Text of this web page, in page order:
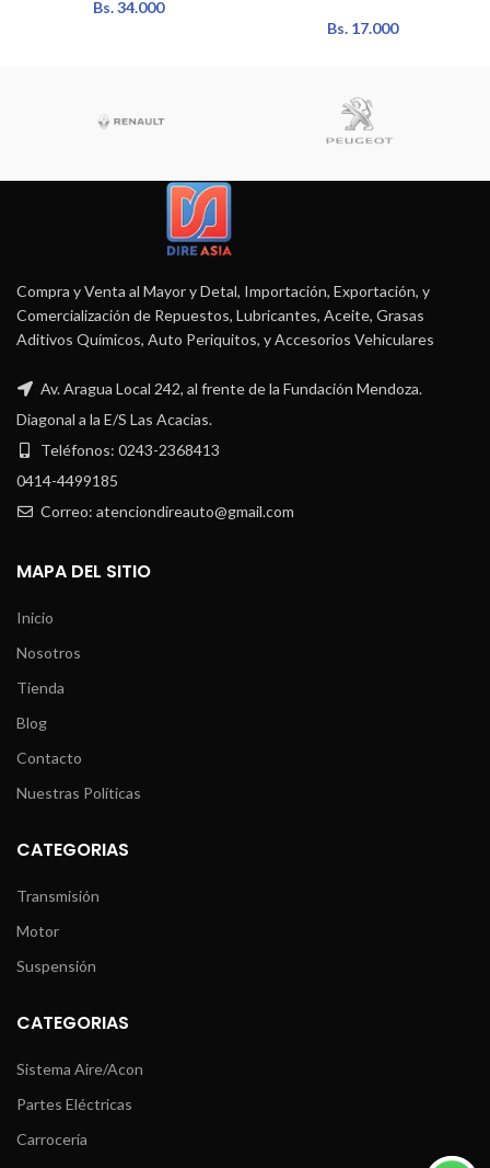
Bs.34.000
Bs.17.000
Compra y Venta al Mayor y Detal, Importación, Exportación, y
Comercialización de Repuestos, Lubricantes, Aceite, Grasas
Aditivos Químicos, Auto Periquitos, y Accesorios Vehiculares
Av. Aragua Local 242, al frente de la Fundación Mendoza.
Diagonal a la E/S Las Acacias.
Teléfonos: 0243-2368413
0414-4499185
Correo: atenciondireauto@gmail.com
MAPA DEL SITIO
Inicio
Nosotros
Tienda
Blog
Contacto
Nuestras Políticas
CATEGORIAS
Transmisión
Motor
Suspensión
CATEGORIAS
Sistema Aire/Acon
Partes Eléctricas
Carrocería